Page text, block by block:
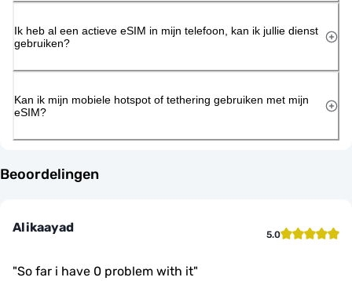
Ik heb al een actieve eSIM in mijn telefoon, kan ik jullie dienst
gebruiken?
Kan ik mijn mobiele hotspot of tethering gebruiken met mijn
eSIM?
Beoordelingen
Alikaayad 5.0
"So far i have 0 problem with it"